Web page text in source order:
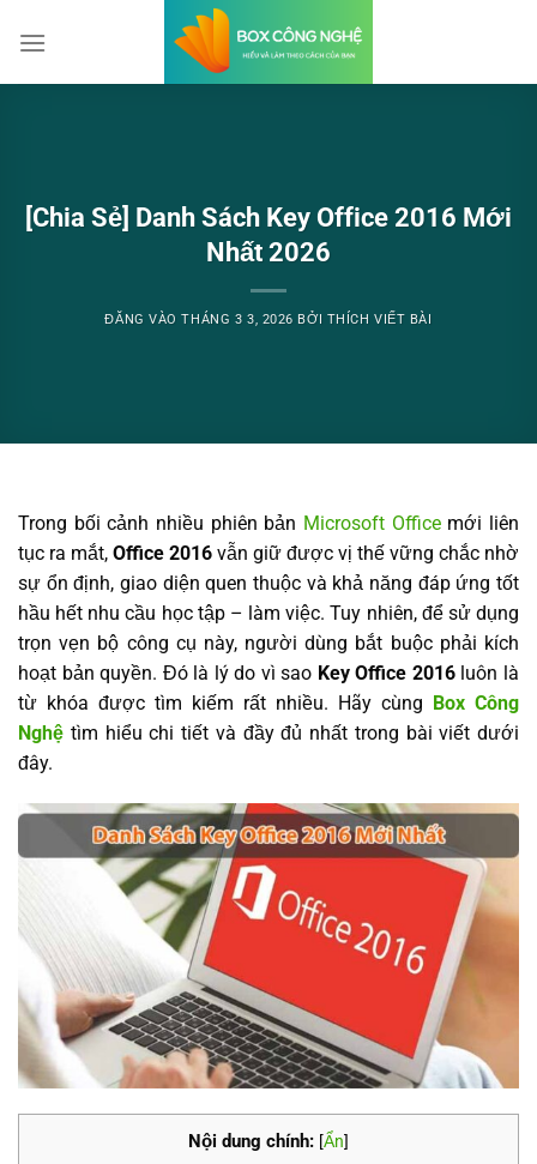
qua
[Chia Sẻ] Danh Sách Key Office 2016 Mới
Nhất 2026
ĐĂNG VÀOTHÁNG 3 3, 2026 BỞI THÍCH VIẾT BÀI
Trong bối cảnh nhiều phiên bản Microsoft Officemới liên
tục ra mắt, Office 2016 vẫn giữ được vị thế vững chắc nhờ
sự ổn định, giao diện quen thuộc và khả năng đáp ứng tốt
hầu hết nhu cầu học tập – làm việc. Tuy nhiên, để sử dụng
trọn vẹn bộ công cụ này, người dùng bắt buộc phải kích
hoạt bản quyền. Đó là lý do vì sao Key Office 2016luôn là
từ khóa được tìm kiếm rất nhiều. Hãy cùng Box Công
Nghệ tìm hiểu chi tiết và đầy đủ nhất trong bài viết dưới
đây.
Nội dung chính: [Ẩn]